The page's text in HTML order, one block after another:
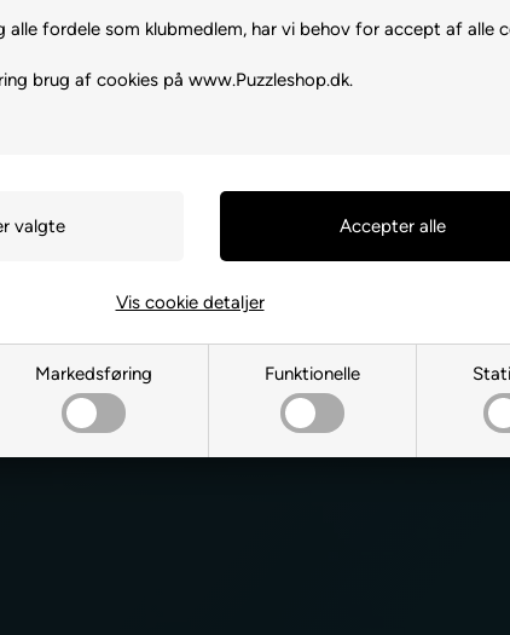
alle fordele som klubmedlem, har vi behov for accept af alle
brug af cookies på www.Puzzleshop.dk.
Markedsføring Funktionelle
Vis cookie detaljer
Ja tak, jeg ønsker at modtage
Dartshop via e-mail. Jeg kan til
samtykkeerklæring for elektronisk